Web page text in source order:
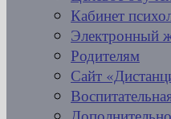
Кабинет
Электронный
Родителям
Сайт